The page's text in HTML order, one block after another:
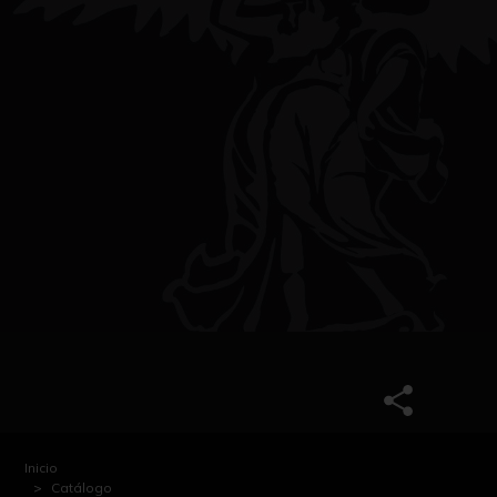
Inicio
Catálogo